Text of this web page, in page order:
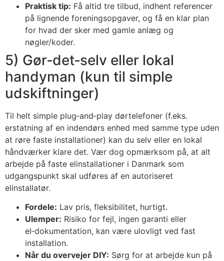
Praktisk tip: Få altid tre tilbud, indhent referencer
på lignende foreningsopgaver, og få en klar plan
for hvad der sker med gamle anlæg og
nøgler/koder.
5) Gør‑det‑selv eller lokal
handyman (kun til simple
udskiftninger)
Til helt simple plug‑and‑play dørtelefoner (f.eks.
erstatning af en indendørs enhed med samme type uden
at røre faste installationer) kan du selv eller en lokal
håndværker klare det. Vær dog opmærksom på, at alt
arbejde på faste elinstallationer i Danmark som
udgangspunkt skal udføres af en autoriseret
elinstallatør.
Fordele: Lav pris, fleksibilitet, hurtigt.
Ulemper: Risiko for fejl, ingen garanti eller
el‑dokumentation, kan være ulovligt ved fast
installation.
Når du overvejer DIY: Sørg for at arbejde kun på